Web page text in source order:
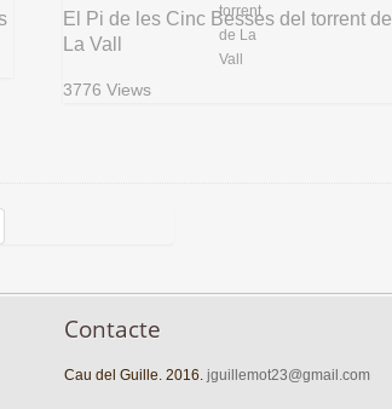
El Pi de les Cinc Besses del torrent de
La Vall
3776 Views
Contacte
Cau del Guille. 2016.jguillemot23@gmail.com